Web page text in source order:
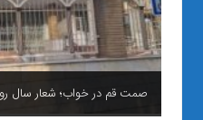
صمت قم در خواب؛ شعار سال